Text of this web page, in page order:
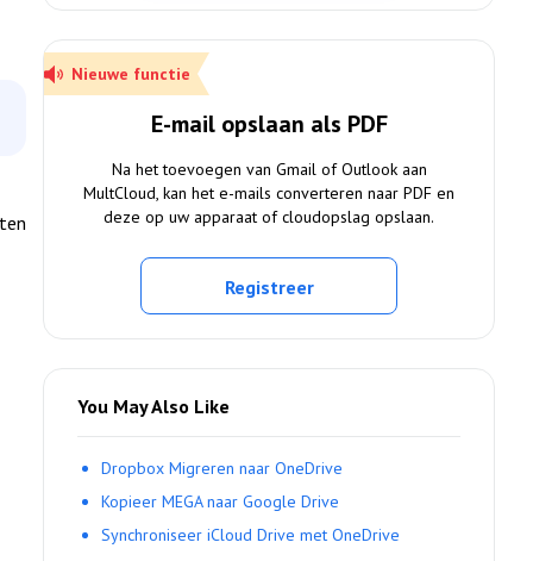
Nieuwe functie
E-mail opslaan als PDF
Na het toevoegen van Gmail of Outlook aan
MultCloud, kan het e-mails converteren naar PDF en
deze op uw apparaat of cloudopslag opslaan.
Registreer
You May Also Like
Dropbox Migreren naar OneDrive
Kopieer MEGA naar Google Drive
Synchroniseer iCloud Drive met OneDrive